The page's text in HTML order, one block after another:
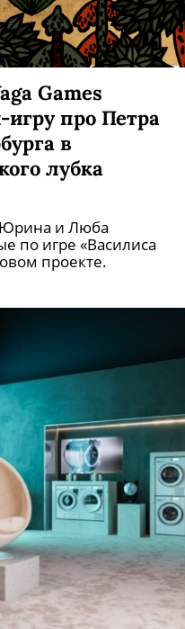
Games
про Петра
в
лубка
Юрина и Люба
по игре «Василиса
проекте.